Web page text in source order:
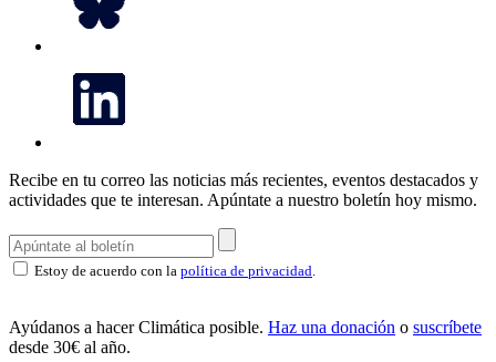
Recibe en tu correo las noticias más recientes, eventos destacados y
actividades que te interesan. Apúntate a nuestro boletín hoy mismo.
Estoy de acuerdo con la política de privacidad
Ayúdanos a hacer Climática posible. Haz una donación o suscríbete
desde 30€ al año.